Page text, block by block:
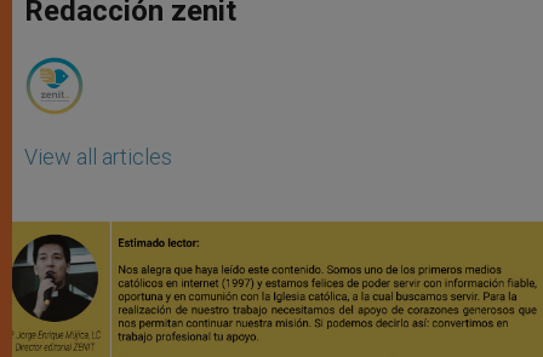
p e k
Redacción zenit
View all articles